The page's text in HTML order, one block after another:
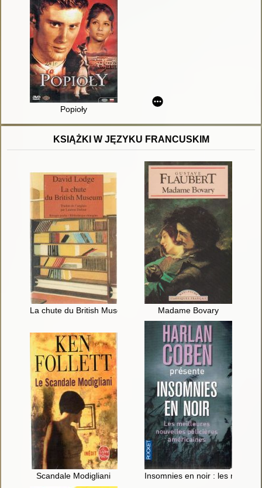
Popioły
KSIĄŻKI W JĘZYKU FRANCUSKIM
La chute du British Museum Madame Bovary
Scandale Modigliani Insomnies en noir : les